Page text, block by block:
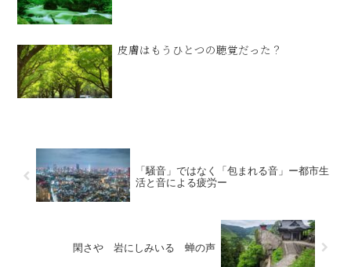
皮膚はもうひとつの聴覚だった？
「騒音」ではなく「包まれる音」ー都市生
活と音による疲労ー
閑さや 岩にしみいる 蝉の声